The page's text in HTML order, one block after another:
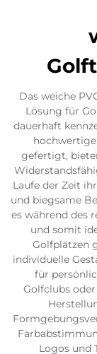
Das weiche
Lösung für
dauerhaft
gefertigt,
Laufe der Zeit
und biegsame
es während des
und somit
Golfplätzen
individuelle
für
Golfclubs
Logos und